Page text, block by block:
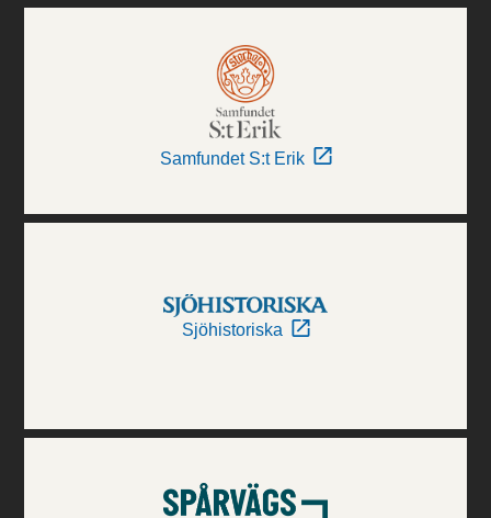
Samfundet S:t Erik
Sjöhistoriska